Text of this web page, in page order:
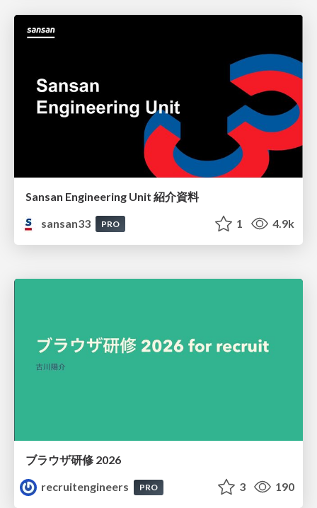
Sansan Engineering Unit 紹介資料
sansan33
PRO 1 4.9k
ブラウザ研修 2026
recruitengineers
PRO 3 190